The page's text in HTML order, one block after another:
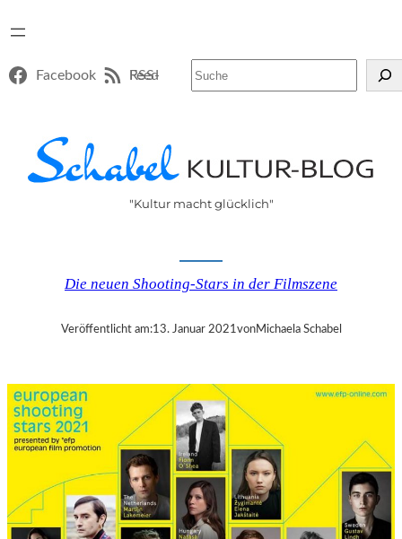
Facebook RSS-Feed
"Kultur macht glücklich"
Die neuen Shooting-Stars in der Filmszene
Veröffentlicht am:13. Januar 2021vonMichaela Schabel